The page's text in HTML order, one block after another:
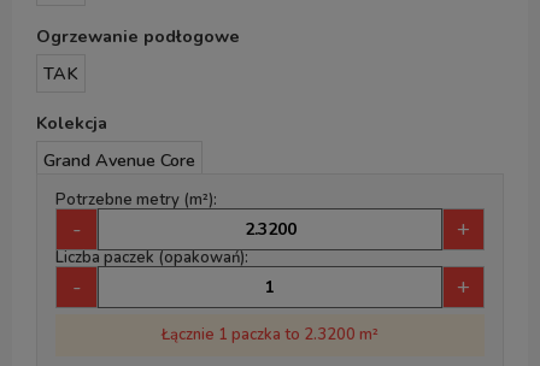
Ogrzewanie podłogowe
TAK
Kolekcja
Grand Avenue Core
Potrzebne metry (m²):
- +
Liczba paczek (opakowań):
- +
Łącznie 1 paczka to 2.3200 m²